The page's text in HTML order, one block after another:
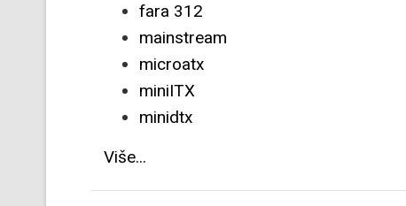
fara 312
mainstream
microatx
miniITX
minidtx
Više...